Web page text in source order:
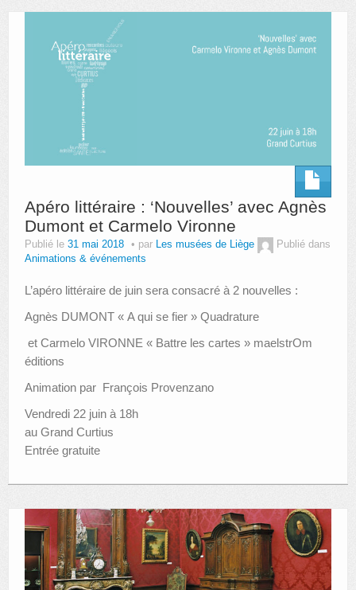
AUTRES LIEUX
ANIMATIONS DES MUSÉES
PUBLICATIONS
LES APPELS À PROJETS
LE PORTAIL DES COLLECTIONS
Apéro littéraire : ‘Nouvelles’ avec Agnès
Dumont et Carmelo Vironne
Publié le 31 mai 2018 par Les musées de Liège
Publié dans
Animations & événements
L’apéro littéraire de juin sera consacré à 2 nouvelles :
Agnès DUMONT « A qui se fier » Quadrature
et Carmelo VIRONNE « Battre les cartes » maelstrOm
éditions
Animation par François Provenzano
Vendredi 22 juin à 18h
au Grand Curtius
Entrée gratuite